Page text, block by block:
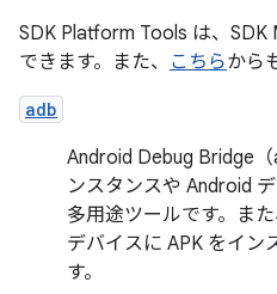
SDK Platform Tools は、SDK
できます。また、 こちらから
adb
Android Debug Bridge
ンスタンスや Android
多用途ツールです。ま
デバイスに APK をイン
す。